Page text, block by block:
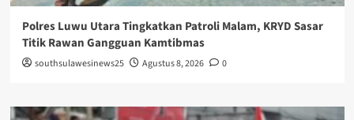
Polres Luwu Utara Tingkatkan Patroli Malam, KRYD Sasar
Titik Rawan Gangguan Kamtibmas
southsulawesinews25 Agustus 8, 2026 0